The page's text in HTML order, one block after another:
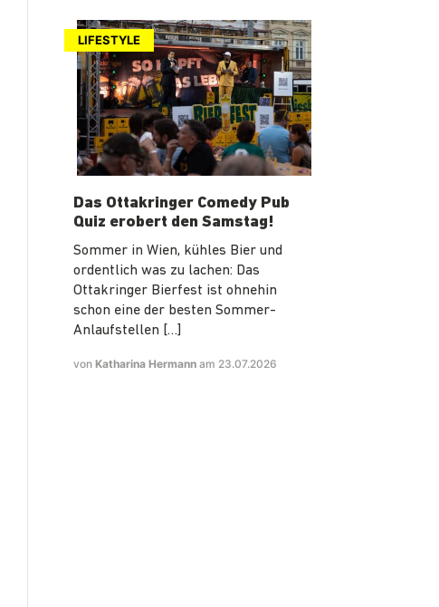
LIFESTYLE
Das Ottakringer Comedy Pub
Quiz erobert den Samstag!
Sommer in Wien, kühles Bier und
ordentlich was zu lachen: Das
Ottakringer Bierfest ist ohnehin
schon eine der besten Sommer-
Anlaufstellen […]
vonKatharina Hermannam 23.07.2026